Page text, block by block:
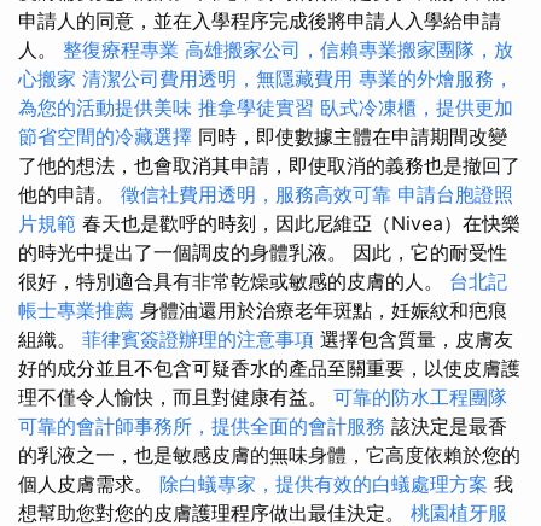
申請人的同意，並在入學程序完成後將申請人入學給申請
人。 整復療程專業 高雄搬家公司，信賴專業搬家團隊，放
心搬家 清潔公司費用透明，無隱藏費用 專業的外燴服務，
為您的活動提供美味 推拿學徒實習 臥式冷凍櫃，提供更加
節省空間的冷藏選擇 同時，即使數據主體在申請期間改變
了他的想法，也會取消其申請，即使取消的義務也是撤回了
他的申請。 徵信社費用透明，服務高效可靠 申請台胞證照
片規範 春天也是歡呼的時刻，因此尼維亞（Nivea）在快樂
的時光中提出了一個調皮的身體乳液。 因此，它的耐受性
很好，特別適合具有非常乾燥或敏感的皮膚的人。 台北記
帳士專業推薦 身體油還用於治療老年斑點，妊娠紋和疤痕
組織。 菲律賓簽證辦理的注意事項 選擇包含質量，皮膚友
好的成分並且不包含可疑香水的產品至關重要，以使皮膚護
理不僅令人愉快，而且對健康有益。 可靠的防水工程團隊
可靠的會計師事務所，提供全面的會計服務 該決定是最香
的乳液之一，也是敏感皮膚的無味身體，它高度依賴於您的
個人皮膚需求。 除白蟻專家，提供有效的白蟻處理方案 我
想幫助您對您的皮膚護理程序做出最佳決定。 桃園植牙服